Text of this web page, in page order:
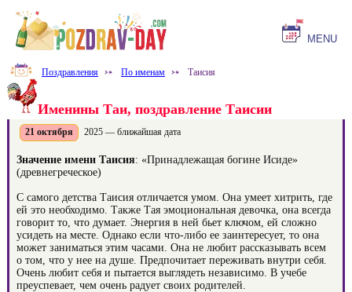
MENU
Поздравления ⤐ По именам ⤐ Таисия
Именины Таи, поздравление Таисии
21 октября 2025 — ближайшая дата
Значение имени Таисия: «Принадлежащая богине Исиде»
(древнегреческое)
С самого детства Таисия отличается умом. Она умеет хитрить, где
ей это необходимо. Также Тая эмоциональная девочка, она всегда
говорит то, что думает. Энергия в ней бьет ключом, ей сложно
усидеть на месте. Однако если что-либо ее заинтересует, то она
может заниматься этим часами. Она не любит рассказывать всем
о том, что у нее на душе. Предпочитает переживать внутри себя.
Очень любит себя и пытается выглядеть независимо. В учебе
преуспевает, чем очень радует своих родителей.